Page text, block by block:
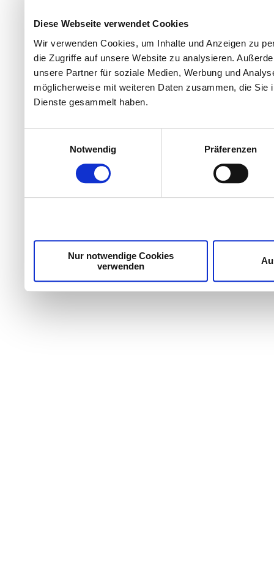
Diese Webseite verwendet Cookies
Wir verwenden Cookies, um Inhalte und Anzeigen zu
die Zugriffe auf unsere Website zu analysieren.
unsere Partner für soziale Medien, Werbung und
möglicherweise mit weiteren Daten zusammen, die
Dienste gesammelt haben.
Notwendig
Präferenzen
Nur notwendige Cookies
verwenden